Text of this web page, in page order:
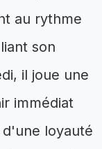
au rythme
son
il joue une
immédiat
loyauté